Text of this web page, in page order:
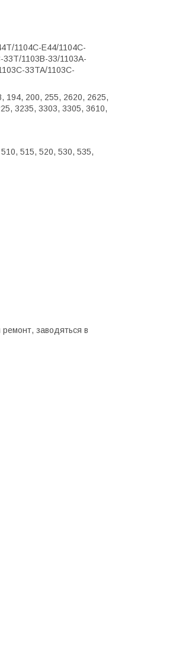
1104C-E44/1104C-
1103B-33/1103A-
33TA/1103C-
194, 200, 255, 2620, 2625,
3235, 3303, 3305, 3610,
515, 520, 530, 535,
ремонт, заводяться в